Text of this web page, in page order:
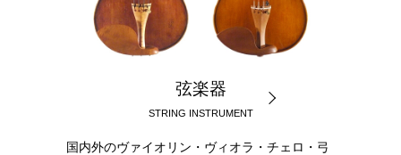
弦楽器
STRING INSTRUMENT
国内外のヴァイオリン・ヴィオラ・チェロ・弓